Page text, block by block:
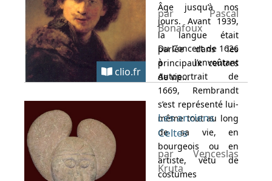
Âge jusqu’à nos
jours. Avant 1939,
la langue était
parlée dans les
principaux centres
de vie...
clio.fr
par Pascal
Bonafoux
Du Concert de 1626
à l’envoûtant
Autoportrait de
1669, Rembrandt
s’est représenté lui-
même tout au long
de sa vie, en
bourgeois ou en
artiste, vêtu de
costumes
Les anciens
Celtes
par Venceslas
Kruta